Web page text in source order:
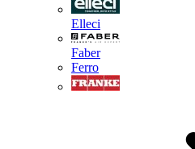
Elleci
Faber
Ferro